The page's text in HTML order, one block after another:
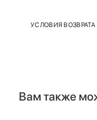
УСЛОВИЯ ВОЗВРАТА
Вам также